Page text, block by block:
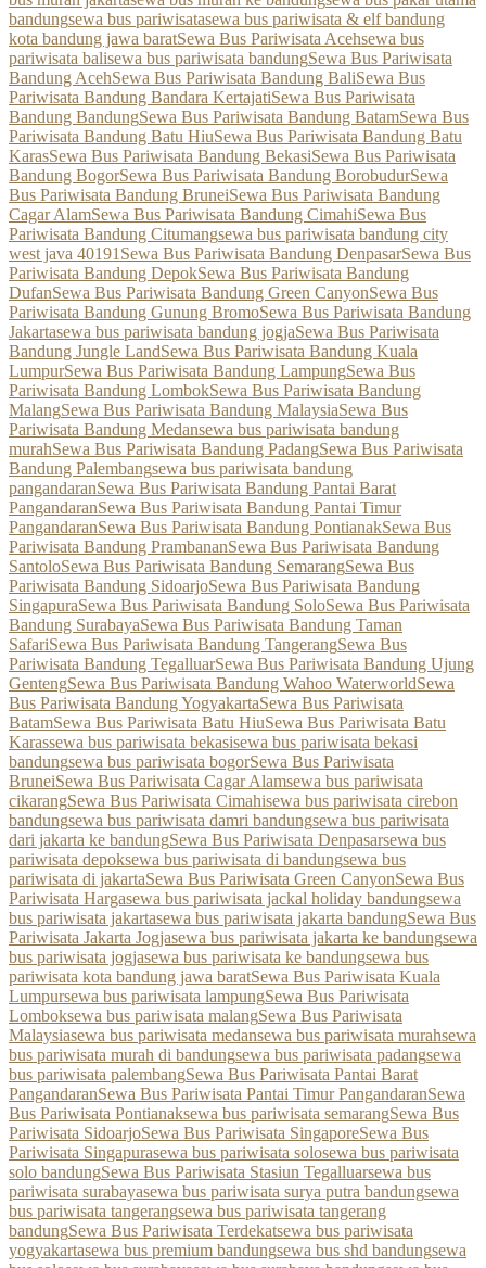
bandungsewa bus pariwisatasewa bus pariwisata & elf bandung
kota bandung jawa baratSewa Bus Pariwisata Acehsewa bus
pariwisata balisewa bus pariwisata bandungSewa Bus Pariwisata
Bandung AcehSewa Bus Pariwisata Bandung BaliSewa Bus
Pariwisata Bandung Bandara KertajatiSewa Bus Pariwisata
Bandung BandungSewa Bus Pariwisata Bandung BatamSewa Bus
Pariwisata Bandung Batu HiuSewa Bus Pariwisata Bandung Batu
KarasSewa Bus Pariwisata Bandung BekasiSewa Bus Pariwisata
Bandung BogorSewa Bus Pariwisata Bandung BorobudurSewa
Bus Pariwisata Bandung BruneiSewa Bus Pariwisata Bandung
Cagar AlamSewa Bus Pariwisata Bandung CimahiSewa Bus
Pariwisata Bandung Citumangsewa bus pariwisata bandung city
west java 40191Sewa Bus Pariwisata Bandung DenpasarSewa Bus
Pariwisata Bandung DepokSewa Bus Pariwisata Bandung
DufanSewa Bus Pariwisata Bandung Green CanyonSewa Bus
Pariwisata Bandung Gunung BromoSewa Bus Pariwisata Bandung
Jakartasewa bus pariwisata bandung jogjaSewa Bus Pariwisata
Bandung Jungle LandSewa Bus Pariwisata Bandung Kuala
LumpurSewa Bus Pariwisata Bandung LampungSewa Bus
Pariwisata Bandung LombokSewa Bus Pariwisata Bandung
MalangSewa Bus Pariwisata Bandung MalaysiaSewa Bus
Pariwisata Bandung Medansewa bus pariwisata bandung
murahSewa Bus Pariwisata Bandung PadangSewa Bus Pariwisata
Bandung Palembangsewa bus pariwisata bandung
pangandaranSewa Bus Pariwisata Bandung Pantai Barat
PangandaranSewa Bus Pariwisata Bandung Pantai Timur
PangandaranSewa Bus Pariwisata Bandung PontianakSewa Bus
Pariwisata Bandung PrambananSewa Bus Pariwisata Bandung
SantoloSewa Bus Pariwisata Bandung SemarangSewa Bus
Pariwisata Bandung SidoarjoSewa Bus Pariwisata Bandung
SingapuraSewa Bus Pariwisata Bandung SoloSewa Bus Pariwisata
Bandung SurabayaSewa Bus Pariwisata Bandung Taman
SafariSewa Bus Pariwisata Bandung TangerangSewa Bus
Pariwisata Bandung TegalluarSewa Bus Pariwisata Bandung Ujung
GentengSewa Bus Pariwisata Bandung Wahoo WaterworldSewa
Bus Pariwisata Bandung YogyakartaSewa Bus Pariwisata
BatamSewa Bus Pariwisata Batu HiuSewa Bus Pariwisata Batu
Karassewa bus pariwisata bekasisewa bus pariwisata bekasi
bandungsewa bus pariwisata bogorSewa Bus Pariwisata
BruneiSewa Bus Pariwisata Cagar Alamsewa bus pariwisata
cikarangSewa Bus Pariwisata Cimahisewa bus pariwisata cirebon
bandungsewa bus pariwisata damri bandungsewa bus pariwisata
dari jakarta ke bandungSewa Bus Pariwisata Denpasarsewa bus
pariwisata depoksewa bus pariwisata di bandungsewa bus
pariwisata di jakartaSewa Bus Pariwisata Green CanyonSewa Bus
Pariwisata Hargasewa bus pariwisata jackal holiday bandungsewa
bus pariwisata jakartasewa bus pariwisata jakarta bandungSewa Bus
Pariwisata Jakarta Jogjasewa bus pariwisata jakarta ke bandungsewa
bus pariwisata jogjasewa bus pariwisata ke bandungsewa bus
pariwisata kota bandung jawa baratSewa Bus Pariwisata Kuala
Lumpursewa bus pariwisata lampungSewa Bus Pariwisata
Lomboksewa bus pariwisata malangSewa Bus Pariwisata
Malaysiasewa bus pariwisata medansewa bus pariwisata murahsewa
bus pariwisata murah di bandungsewa bus pariwisata padangsewa
bus pariwisata palembangSewa Bus Pariwisata Pantai Barat
PangandaranSewa Bus Pariwisata Pantai Timur PangandaranSewa
Bus Pariwisata Pontianaksewa bus pariwisata semarangSewa Bus
Pariwisata SidoarjoSewa Bus Pariwisata SingaporeSewa Bus
Pariwisata Singapurasewa bus pariwisata solosewa bus pariwisata
solo bandungSewa Bus Pariwisata Stasiun Tegalluarsewa bus
pariwisata surabayasewa bus pariwisata surya putra bandungsewa
bus pariwisata tangerangsewa bus pariwisata tangerang
bandungSewa Bus Pariwisata Terdekatsewa bus pariwisata
yogyakartasewa bus premium bandungsewa bus shd bandungsewa